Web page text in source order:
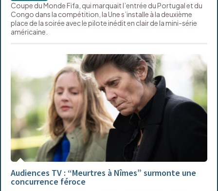
Coupe du Monde Fifa, qui marquait l’entrée du Portugal et du
Congo dans la compétition, la Une s’installe à la deuxième
place de la soirée avec le pilote inédit en clair de la mini-série
américaine.
Audiences TV : “Meurtres à Nîmes” surmonte une
concurrence féroce